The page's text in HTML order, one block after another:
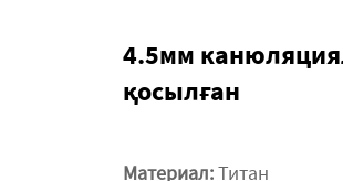
4.5мм
қосылған
Материал:Титан